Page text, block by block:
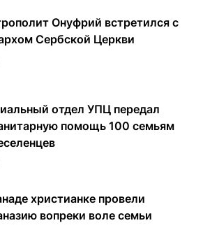
Онуфрий встретился с
Сербской Церкви
отдел УПЦ передал
помощь 100 семьям
христианке провели
вопреки воле семьи